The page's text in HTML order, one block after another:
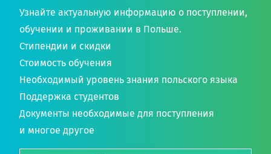
Узнайте актуальную информацию о поступлении,
обучении и проживании в Польше.
Стипендии и скидки
Стоимость обучения
Необходимый уровень знания польского языка
Поддержка студентов
Документы необходимые для поступления
и многое другое